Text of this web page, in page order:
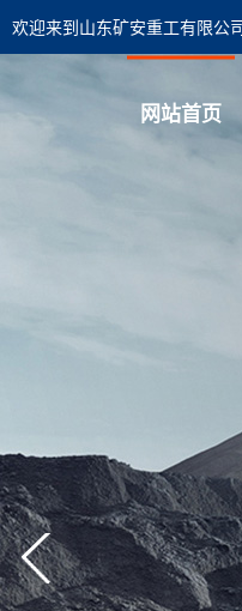
欢迎来到山东矿安重工有限公
网站首页